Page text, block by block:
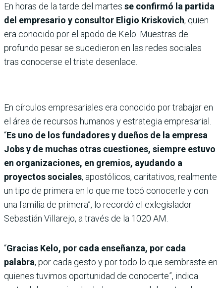
En horas de la tarde del martes se confirmó la partida
del empresario y consultor Eligio Kriskovich, quien
era conocido por el apodo de Kelo. Muestras de
profundo pesar se sucedieron en las redes sociales
tras conocerse el triste desenlace.
En círculos empresariales era conocido por trabajar en
el área de recursos humanos y estrategia empresarial.
“Es uno de los fundadores y dueños de la empresa
Jobs y de muchas otras cuestiones, siempre estuvo
en organizaciones, en gremios, ayudando a
proyectos sociales, apostólicos, caritativos, realmente
un tipo de primera en lo que me tocó conocerle y con
una familia de primera”, lo recordó el exlegislador
Sebastián Villarejo, a través de la 1020 AM.
“Gracias Kelo, por cada enseñanza, por cada
palabra, por cada gesto y por todo lo que sembraste en
quienes tuvimos oportunidad de conocerte”, indica